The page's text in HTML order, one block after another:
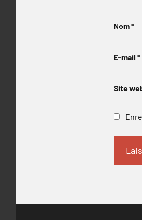
Nom*
E-mail *
Site